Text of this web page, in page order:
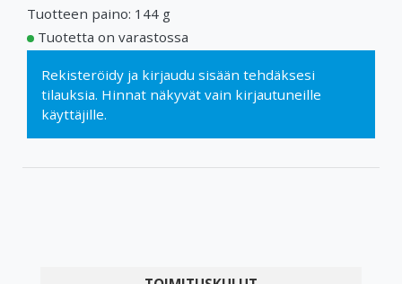
Tuotteen paino: 144 g
Tuotetta on varastossa
Rekisteröidy ja kirjaudu sisään tehdäksesi
tilauksia. Hinnat näkyvät vain kirjautuneille
käyttäjille.